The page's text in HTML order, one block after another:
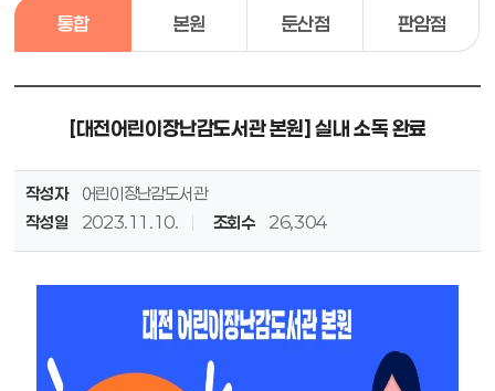
통합 본원 둔산점 판암점
[대전어린이장난감도서관 본원] 실내 소독 완료
작성자
어린이장난감도서관
작성일
2023.11.10. 조회수 26,304